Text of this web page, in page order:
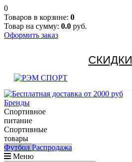
0
Товаров в корзине: 0
Товар на сумму: 0.0 руб.
Оформить заказ
СКИДКИ
Бренды
Спортивное
питание
Спортивные
товары
Футбол Распродажа
Меню